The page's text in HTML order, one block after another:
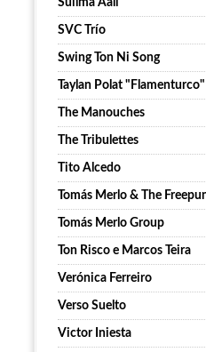
Suilma Aali
SVC Trío
Swing Ton Ni Song
Taylan Polat "Flamenturco"
The Manouches
The Tribulettes
Tito Alcedo
Tomás Merlo & The
Tomás Merlo Group
Ton Risco e Marcos Teira
Verónica Ferreiro
Verso Suelto
Victor Iniesta